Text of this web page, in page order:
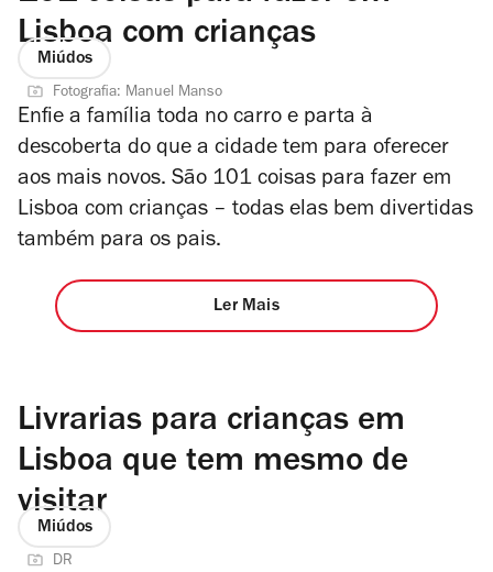
Lisboa com crianças
Miúdos
Fotografia: Manuel Manso
Enfie a família toda no carro e parta à
descoberta do que a cidade tem para oferecer
aos mais novos. São 101 coisas para fazer em
Lisboa com crianças – todas elas bem divertidas
também para os pais.
Ler Mais
Livrarias para crianças em
Lisboa que tem mesmo de
visitar
Miúdos
DR